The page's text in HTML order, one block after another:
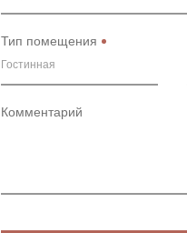
Тип помещения
Гостинная
Комментарий